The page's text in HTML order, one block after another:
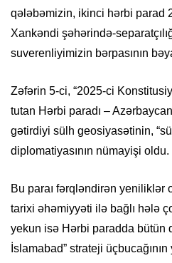
qələbəmizin, ikinci hərbi parad
Xankəndi şəhərində-
suverenliyimizin bərpasının
Zəfərin 5-ci, “2025-ci
tutan Hərbi paradı –
gətirdiyi sülh geosiyasətinin,
diplomatiyasının nümayişi oldu.
Bu paraı fərqləndirən yeniliklər
tarixi əhəmiyyəti ilə bağlı hələ
yekun isə Hərbi paradda bütün
İslamabad” strateji